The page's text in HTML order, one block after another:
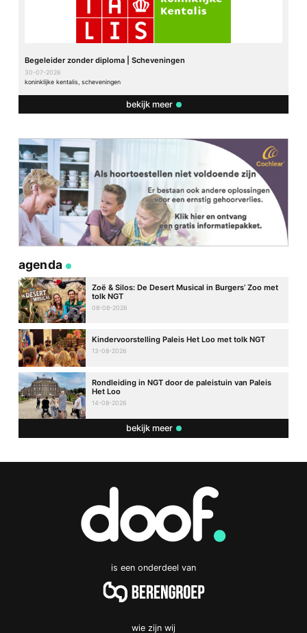
Begeleider zonder diploma | Scheveningen
30-07-2026
koninklijke kentalis, scheveningen
bekijk meer
agenda
Zoë & Silos: De Desert Musical in Burgers’ Zoo met
tolk NGT
08-08-2026
Kindervoorstelling Paleis Het Loo met tolk NGT
13-08-2026
Rondleiding in NGT door de paleistuin van Paleis
Het Loo
14-08-2026
bekijk meer
is een onderdeel van
wie zijn wij